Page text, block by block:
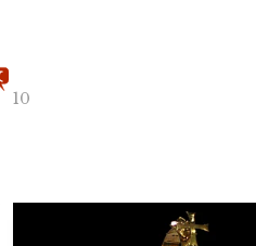
10